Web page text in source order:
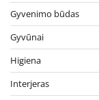
Gyvenimo būdas
Gyvūnai
Higiena
Interjeras